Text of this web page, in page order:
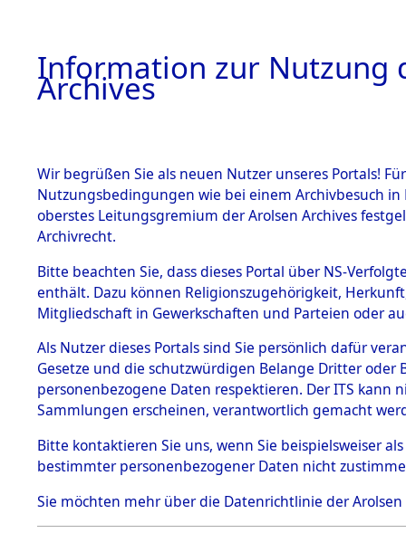
BESTÄNDE
1.
mente
5. Verschiedenes
5.3
Todesmärsche
5.3.1 Alliierte
Erhebungen
zu
Todesmärsch
en
5.3.2
0001
Information zur Nutzung
Archives
Wir begrüßen Sie als neuen Nutzer unseres Portals!
Nutzungsbedingungen wie bei einem Archivbesuch
oberstes Leitungsgremium der Arolsen Archives
Archivrecht.
Bitte beachten Sie, dass dieses Portal über NS-
enthält. Dazu können Religionszugehörigkeit,
Mitgliedschaft in Gewerkschaften und Parteien oder
Als Nutzer dieses Portals sind Sie persönlich dafür
Gesetze und die schutzwürdigen Belange Dritter
personenbezogene Daten respektieren. Der ITS
Sammlungen erscheinen, verantwortlich gemacht
Bitte kontaktieren Sie uns, wenn Sie beispielsweiser
bestimmter personenbezogener Daten nicht
Sie möchten mehr über die Datenrichtlinie der Arolsen